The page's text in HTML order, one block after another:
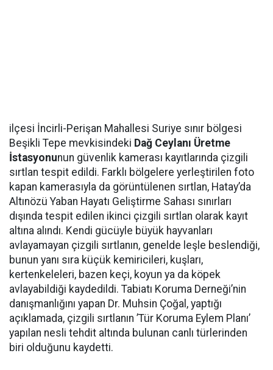
ilçesi İncirli-Perişan Mahallesi Suriye sınır bölgesi
Beşikli Tepe mevkisindeki Dağ Ceylanı Üretme
İstasyonunun güvenlik kamerası kayıtlarında çizgili
sırtlan tespit edildi. Farklı bölgelere yerleştirilen foto
kapan kamerasıyla da görüntülenen sırtlan, Hatay’da
Altınözü Yaban Hayatı Geliştirme Sahası sınırları
dışında tespit edilen ikinci çizgili sırtlan olarak kayıt
altına alındı. Kendi gücüyle büyük hayvanları
avlayamayan çizgili sırtlanın, genelde leşle beslendiği,
bunun yanı sıra küçük kemiricileri, kuşları,
kertenkeleleri, bazen keçi, koyun ya da köpek
avlayabildiği kaydedildi. Tabiatı Koruma Derneği’nin
danışmanlığını yapan Dr. Muhsin Çoğal, yaptığı
açıklamada, çizgili sırtlanın ’Tür Koruma Eylem Planı’
yapılan nesli tehdit altında bulunan canlı türlerinden
biri olduğunu kaydetti.